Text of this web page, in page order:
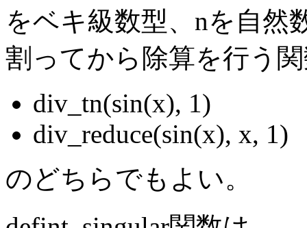
をベキ級数型、nを自然
割ってから除算を行う
div_tn(sin(x), 1)
div_reduce(sin(x), x, 1)
のどちらでもよい。